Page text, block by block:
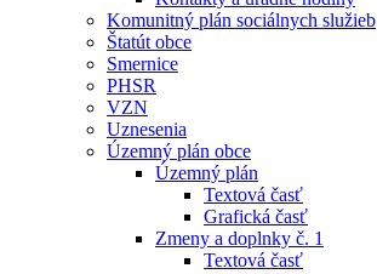
Komunitný plán sociálnych služieb
Štatút obce
Smernice
PHSR
VZN
Uznesenia
Územný plán obce
Územný plán
Textová časť
Grafická časť
Zmeny a doplnky č. 1
Textová časť